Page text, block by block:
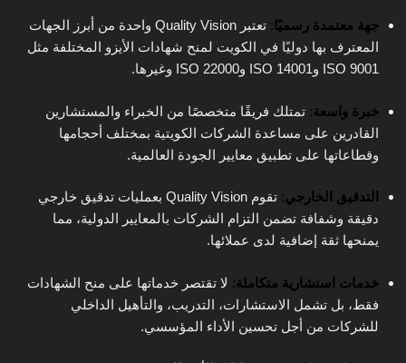
جهة معتمدة رسميًا :
تعتبر Quality Vision واحدة من أبرز الجهات
المعترف بها دوليًا في الكويت لمنح شهادات الأيزو المختلفة مثل
ISO 9001 وISO 14001 وISO 22000 وغيرها.
خبرة واسعة: تمتلك فريقًا متخصصًا من الخبراء والمستشارين
القادرين على مساعدة الشركات الكويتية بمختلف أحجامها
وقطاعاتها على تطبيق معايير الجودة العالمية.
التدقيق الخارجي:
تقوم Quality Vision بعمليات تدقيق خارجي
دقيقة وشفافة تضمن التزام الشركات بالمعايير الدولية، مما
يمنحها ثقة إضافية لدى عملائها.
خدمات استشارية متكاملة: لا تقتصر خدماتها على منح الشهادات
فقط، بل تشمل الاستشارات، التدريب، والتأهيل الداخلي
للشركات من أجل تحسين الأداء المؤسسي.